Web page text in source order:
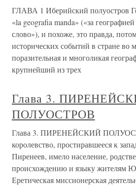
ГЛАВА 1 Иберийский полуостров
«la geografia manda» («за
слово»), и похоже, это правда,
исторических событий в стране во
поразительная и многоликая
крупнейший из трех
Глава 3.
ПОЛУОСТРОВ
Глава 3. ПИРЕНЕЙСКИЙ
королевство, простиравшееся к
Пиренеев, имело население,
происхождению и языку жителям
Еретическая миссионерская